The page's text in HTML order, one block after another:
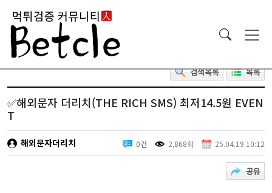
검색목록 목록
✅해외문자 더리치(THE RICH SMS) 최저14.5원 EVEN
T
해외문자더리치 0건 2,868회 25.04.19 10:12
공유